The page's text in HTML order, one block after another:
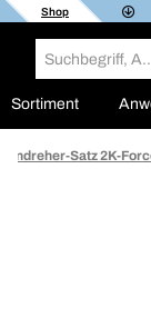
Shop
Sortiment
Satz 2K-